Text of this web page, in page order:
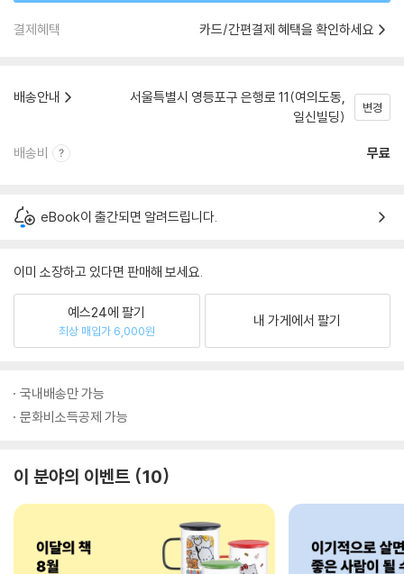
결제혜택 카드/간편결제 혜택을 확인하세요
배송안내
서울특별시 영등포구 은행로 11(여의도동,
일신빌딩)
변경
배송비 무료
eBook이 출간되면 알려드립니다.
이미 소장하고 있다면 판매해 보세요.
예스24에 팔기
최상 매입가 6,000원
내 가게에서 팔기
국내배송만 가능
문화비소득공제 가능
이 분야의 이벤트 10